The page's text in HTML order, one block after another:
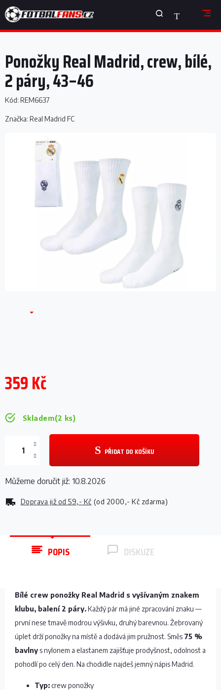
na
obsah
NÁKUPNÍ
KOŠÍK
Ponožky Real Madrid, crew, bílé,
2 páry, 43–46
Kód: REM6637
Značka: Real Madrid FC
359 Kč
Skladem(2 ks)
Doprava již od 59,- Kč (od 2000,- Kč zdarma)
PŘIDAT DO KOŠÍKU
Můžeme doručit již: 10.8.2026
POPIS DISKUZE
Bílé crew ponožky Real Madrid s vyšívaným znakem
klubu, balení 2 páry.Každý pár má jiné zpracování znaku —
první nese tmavě modrou výšivku, druhý barevnou. Žebrovaný
úplet drží ponožky na místě a dodává jim pružnost. Směs 75 %
bavlnys nylonem a elastanem zajišťuje prodyšnost, odolnost a
pohodlí po celý den. Na chodidle najdeš jemný nápis Madrid.
Typ:crew ponožky